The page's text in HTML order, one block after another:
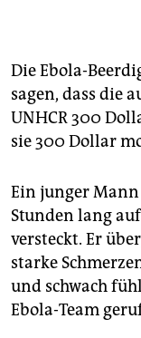
Die Ebola-
sagen, dass die
UNHCR 300
sie 300 Dollar
Ein junger
Stunden lang
versteckt. Er
starke
und schwach
Ebola-Team